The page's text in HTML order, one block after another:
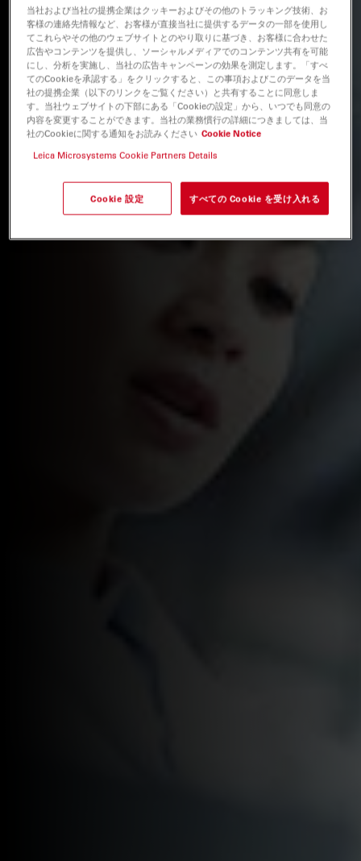
当社および当社の提携企業はクッキーおよびその他のトラッキング技術、お
客様の連絡先情報など、お客様が直接当社に提供するデータの一部を使用し
てこれらやその他のウェブサイトとのやり取りに基づき、お客様に合わせた
広告やコンテンツを提供し、ソーシャルメディアでのコンテンツ共有を可能
にし、分析を実施し、当社の広告キャンペーンの効果を測定します。「すべ
てのCookieを承認する」をクリックすると、この事項およびこのデータを当
社の提携企業（以下のリンクをご覧ください）と共有することに同意しま
す。当社ウェブサイトの下部にある「Cookieの設定」から、いつでも同意の
内容を変更することができます。当社の業務慣行の詳細につきましては、当
社のCookieに関する通知をお読みください Cookie Notice
Leica Microsystems Cookie Partners Details
Cookie 設定 すべての Cookie を受け入れる